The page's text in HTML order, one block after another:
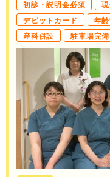
初診・説明会必須
デビットカード
年
産科併設
駐車場完備